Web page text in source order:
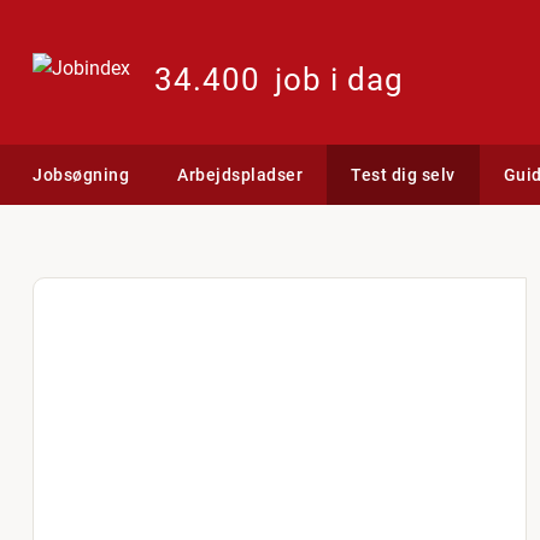
34.400 job i dag
Jobsøgning Arbejdspladser Test dig selv